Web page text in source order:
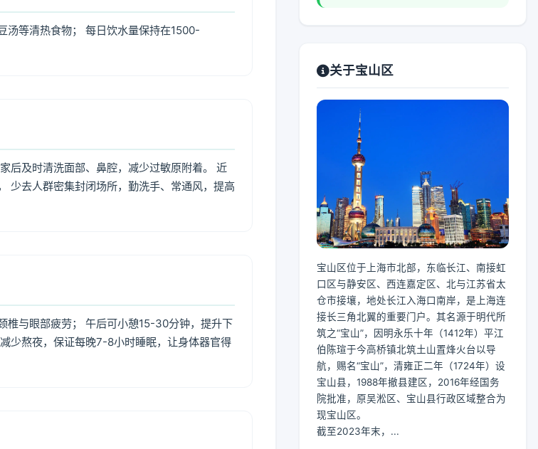
汤等清热食物； 每日饮水量保持在1500-
后及时清洗面部、鼻腔，减少过敏原附着。 近
少去人群密集封闭场所，勤洗手、常通风，提高
椎与眼部疲劳； 午后可小憩15-30分钟，提升下
少熬夜，保证每晚7-8小时睡眠，让身体器官得
关于宝山区
宝山区位于上海市北部，东临长江、南接虹
口区与静安区、西连嘉定区、北与江苏省太
仓市接壤，地处长江入海口南岸，是上海连
接长三角北翼的重要门户。其名源于明代所
筑之“宝山”，因明永乐十年（1412年）平江
伯陈瑄于今高桥镇北筑土山置烽火台以导
航，赐名“宝山”，清雍正二年（1724年）设
宝山县，1988年撤县建区，2016年经国务
院批准，原吴淞区、宝山县行政区域整合为
现宝山区。
截至2023年末，...